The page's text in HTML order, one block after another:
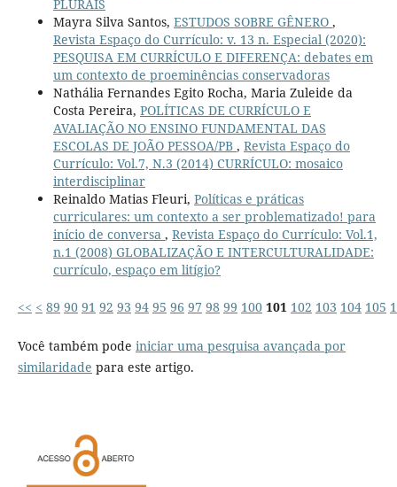
PLURAIS
Mayra Silva Santos, ESTUDOS SOBRE GÊNERO ,
Revista Espaço do Currículo: v. 13 n. Especial (2020):
PESQUISA EM CURRÍCULO E DIFERENÇA: debates em
um contexto de proeminências conservadoras
Nathália Fernandes Egito Rocha, Maria Zuleide da
Costa Pereira, POLÍTICAS DE CURRÍCULO E
AVALIAÇÃO NO ENSINO FUNDAMENTAL DAS
ESCOLAS DE JOÃO PESSOA/PB , Revista Espaço do
Currículo: Vol.7, N.3 (2014) CURRÍCULO: mosaico
interdisciplinar
Reinaldo Matias Fleuri, Políticas e práticas
curriculares: um contexto a ser problematizado! para
início de conversa , Revista Espaço do Currículo: Vol.1,
n.1 (2008) GLOBALIZAÇÃO E INTERCULTURALIDADE:
currículo, espaço em litígio?
<< < 89 90 91 92 93 94 95 96 97 98 99 100 101 102 103 104 105
Você também pode iniciar uma pesquisa avançada por
similaridade para este artigo.